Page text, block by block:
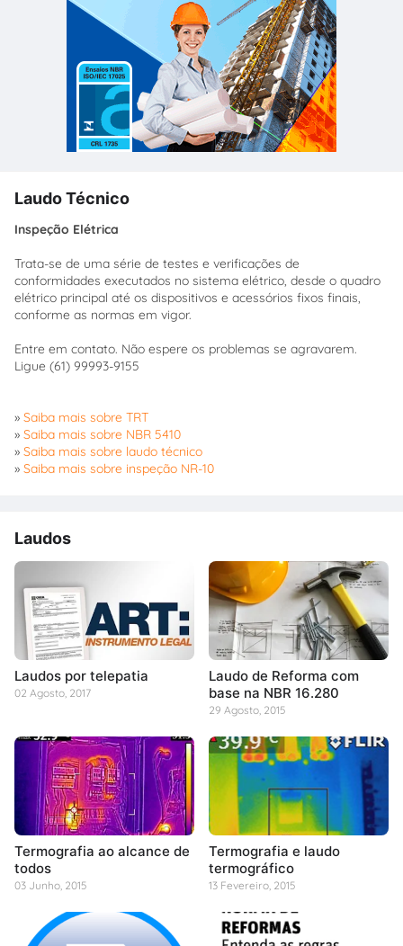
Laudo Técnico
Inspeção Elétrica
Trata-se de uma série de testes e verificações de
conformidades executados no sistema elétrico, desde o quadro
elétrico principal até os dispositivos e acessórios fixos finais,
conforme as normas em vigor.
Entre em contato. Não espere os problemas se agravarem.
Ligue (61) 99993-9155
» Saiba mais sobre TRT
» Saiba mais sobre NBR 5410
» Saiba mais sobre laudo técnico
» Saiba mais sobre inspeção NR-10
Laudos
Laudos por telepatia
02 Agosto, 2017
Laudo de Reforma com
base na NBR 16.280
29 Agosto, 2015
Termografia ao alcance de
todos
03 Junho, 2015
Termografia e laudo
termográfico
13 Fevereiro, 2015